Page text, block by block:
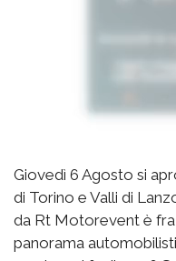
Giovedì 6 Agosto si
di Torino e Valli di
da Rt Motorevent è
panorama